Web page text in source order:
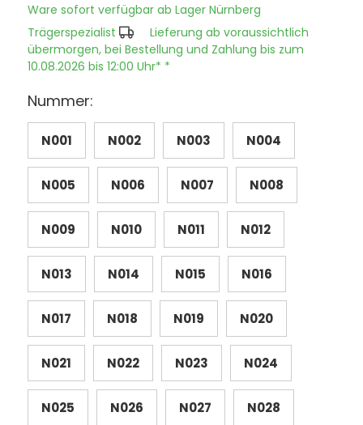
Ware sofort verfügbar ab Lager Nürnberg
Trägerspezialist
Lieferung ab voraussichtlich
übermorgen, bei Bestellung und Zahlung bis zum
10.08.2026 bis 12:00 Uhr* *
Nummer:
N001 N002 N003 N004
N005 N006 N007 N008
N009 N010 N011 N012
N013 N014 N015 N016
N017 N018 N019 N020
N021 N022 N023 N024
N025 N026 N027 N028